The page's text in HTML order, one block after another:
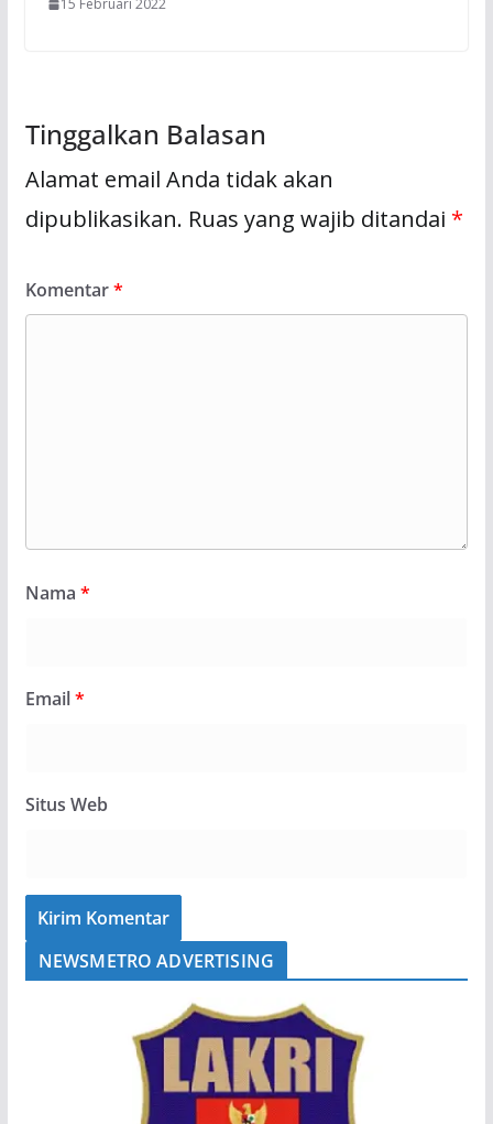
15 Februari 2022
Tinggalkan Balasan
Alamat email Anda tidak akan
dipublikasikan. Ruas yang wajib ditandai *
Komentar*
Nama *
Email*
Situs Web
NEWSMETRO ADVERTISING